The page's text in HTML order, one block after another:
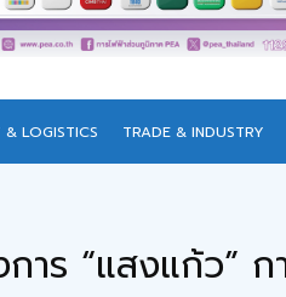
& LOGISTICS TRADE & INDUSTRY
าร “แสงแก้ว”